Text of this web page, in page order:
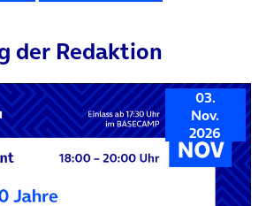
der Redaktion
03.
Nov.
2026